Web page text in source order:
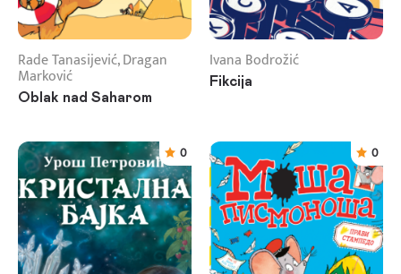
Rade Tanasijević, Dragan
Marković
Oblak nad Saharom
Ivana Bodrožić
Fikcija
0 0